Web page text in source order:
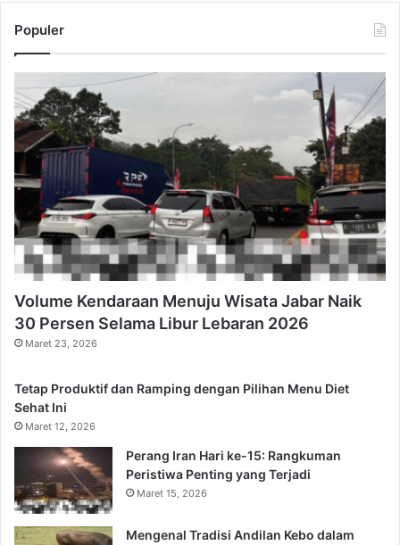
Populer
Volume Kendaraan Menuju Wisata Jabar Naik
30 Persen Selama Libur Lebaran 2026
Maret 23, 2026
Tetap Produktif dan Ramping dengan Pilihan Menu Diet
Sehat Ini
Maret 12, 2026
Perang Iran Hari ke-15: Rangkuman
Peristiwa Penting yang Terjadi
Maret 15, 2026
Mengenal Tradisi Andilan Kebo dalam